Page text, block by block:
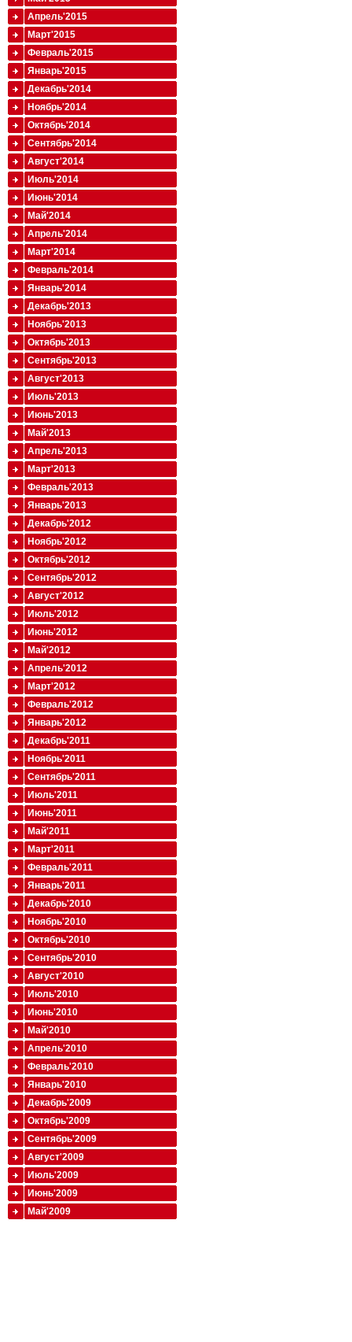
Апрель'2015
Март'2015
Февраль'2015
Январь'2015
Декабрь'2014
Ноябрь'2014
Октябрь'2014
Сентябрь'2014
Август'2014
Июль'2014
Июнь'2014
Май'2014
Апрель'2014
Март'2014
Февраль'2014
Январь'2014
Декабрь'2013
Ноябрь'2013
Октябрь'2013
Сентябрь'2013
Август'2013
Июль'2013
Июнь'2013
Май'2013
Апрель'2013
Март'2013
Февраль'2013
Январь'2013
Декабрь'2012
Ноябрь'2012
Октябрь'2012
Сентябрь'2012
Август'2012
Июль'2012
Июнь'2012
Май'2012
Апрель'2012
Март'2012
Февраль'2012
Январь'2012
Декабрь'2011
Ноябрь'2011
Сентябрь'2011
Июль'2011
Июнь'2011
Май'2011
Март'2011
Февраль'2011
Январь'2011
Декабрь'2010
Ноябрь'2010
Октябрь'2010
Сентябрь'2010
Август'2010
Июль'2010
Июнь'2010
Май'2010
Апрель'2010
Февраль'2010
Январь'2010
Декабрь'2009
Октябрь'2009
Сентябрь'2009
Август'2009
Июль'2009
Июнь'2009
Май'2009